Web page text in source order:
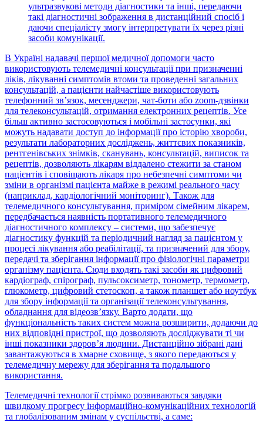
ультразвукові методи діагностики та інші, передаючи
такі діагностичні зображення в дистанційний спосіб і
даючи спеціалісту змогу інтерпретувати їх через різні
засоби комунікації.
В Україні надавачі першої медичної допомоги часто
використовують телемедичні консультації при призначенні
ліків, лікуванні симптомів втоми та проведенні загальних
консультацій, а пацієнти найчастіше використовують
телефонний зв’язок, месенджери, чат-боти або zoom-дзвінки
для телеконсультацій, отримання електронних рецептів. Усе
більш активно застосовуються і мобільні застосунки, які
можуть надавати доступ до інформації про історію хвороби,
результати лабораторних досліджень, життєвих показників,
рентгенівських знімків, сканувань, консультацій, виписок та
рецептів, дозволяють лікарям віддалено стежити за станом
пацієнтів і сповіщають лікаря про небезпечні симптоми чи
зміни в організмі пацієнта майже в режимі реального часу
(наприклад, кардіологічний моніторинг). Також для
телемедичного консультування, приміром сімейним лікарем,
передбачається наявність портативного телемедичного
діагностичного комплексу – системи, що забезпечує
діагностику функцій та періодичний нагляд за пацієнтом у
процесі лікування або реабілітації, та призначений для збору,
передачі та зберігання інформації про фізіологічні параметри
організму пацієнта. Сюди входять такі засоби як цифровий
кардіограф, спірограф, пульсоксиметр, тонометр, термометр,
глюкометр, цифровий стетоскоп, а також планшет або ноутбук
для збору інформації та організації телеконсультування,
обладнання для відеозв’язку. Варто додати, що
функціональність таких систем можна розширити, додаючи до
них відповідні пристрої, що дозволяють досліджувати ті чи
інші показники здоров’я людини. Дистанційно зібрані дані
завантажуються в хмарне сховище, з якого передаються у
телемедичну мережу для зберігання та подальшого
використання.
Телемедичні технології стрімко розвиваються завдяки
швидкому прогресу інформаційно-комунікаційних технологій
та глобалізованим змінам у суспільстві, а саме: